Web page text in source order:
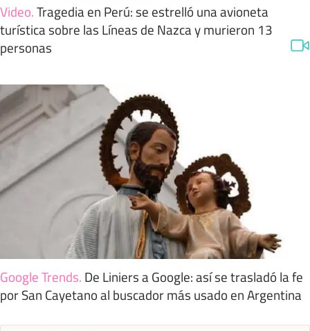
Video.Tragedia en Perú: se estrelló una avioneta
turística sobre las Líneas de Nazca y murieron 13
personas
Google Trends. De Liniers a Google: así se trasladó la fe
por San Cayetano al buscador más usado en Argentina